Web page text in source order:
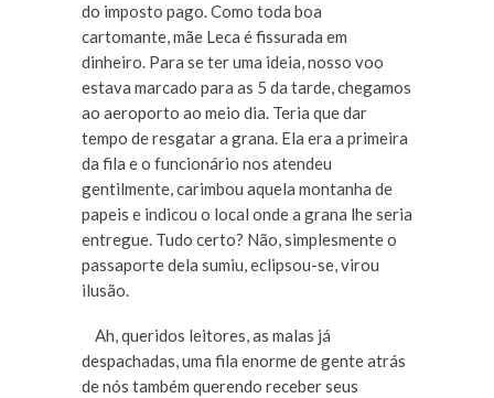
do imposto pago. Como toda boa
cartomante, mãe Leca é fissurada em
dinheiro. Para se ter uma ideia, nosso voo
estava marcado para as 5 da tarde, chegamos
ao aeroporto ao meio dia. Teria que dar
tempo de resgatar a grana. Ela era a primeira
da fila e o funcionário nos atendeu
gentilmente, carimbou aquela montanha de
papeis e indicou o local onde a grana lhe seria
entregue. Tudo certo? Não, simplesmente o
passaporte dela sumiu, eclipsou-se, virou
ilusão.
Ah, queridos leitores, as malas já
despachadas, uma fila enorme de gente atrás
de nós também querendo receber seus